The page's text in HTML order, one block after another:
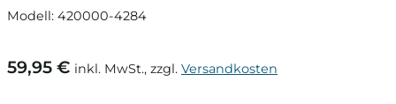
Modell: 420000-4284
59,95 € inkl. MwSt., zzgl. Versandkosten